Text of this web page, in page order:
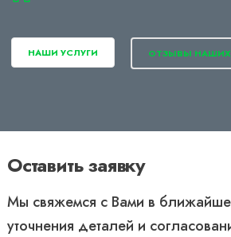
НАШИ УСЛУГИ ОТЗЫВЫ НАШИХ
Оставить заявку
Мы свяжемся с Вами в
уточнения деталей и